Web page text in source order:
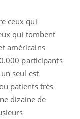
ceux qui
qui tombent
américains
participants
seul est
patients très
dizaine de